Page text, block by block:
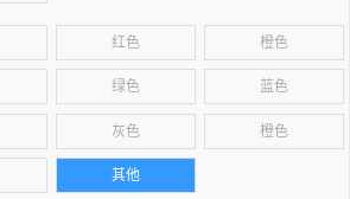
红色 橙色
绿色 蓝色
灰色 橙色
其他